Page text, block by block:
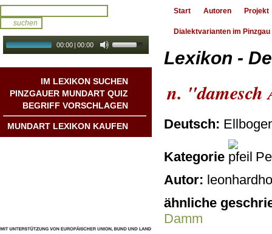
00:00 | 00:00
IM LEXIKON SUCHEN
PINZGAUER MUNDART QUIZ
BEGRIFF VORSCHLAGEN
MUNDART LEXIKON KAUFEN
Start Autoren Projekt
Dialektvarianten im Pinzgau
Lexikon -
n. "damesch
Deutsch:
Kategorie
Autor:
ähnliche
Damm